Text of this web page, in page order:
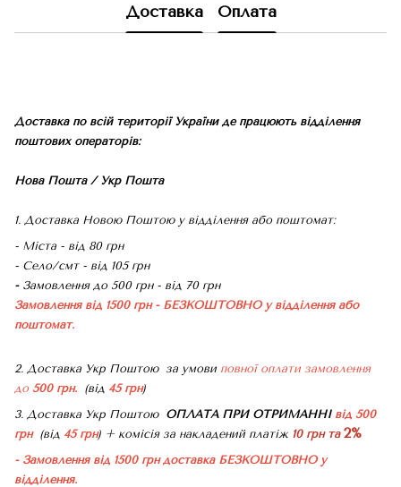
Доставка Оплата
Доставка по всій території України де працюють відділення
поштових операторів:
Нова Пошта / Укр Пошта
1. Доставка Новою Поштою у відділення або поштомат:
- Міста - від 80 грн
- Село/смт - від 105 грн
-Замовлення до 500 грн - від 70 грн
Замовлення від 1500 грн - БЕЗКОШТОВНО у відділення або
поштомат.
2. Доставка Укр Поштою за умови повної оплати замовлення
до 500 грн. (від 45 грн)
3. Доставка Укр ПоштоюОПЛАТА ПРИ ОТРИМАННІ від 500
грн (від 45 грн) + комісія за накладений платіж 10 грн та 2%
- Замовлення від 1500 грн доставка БЕЗКОШТОВНО у
відділення.